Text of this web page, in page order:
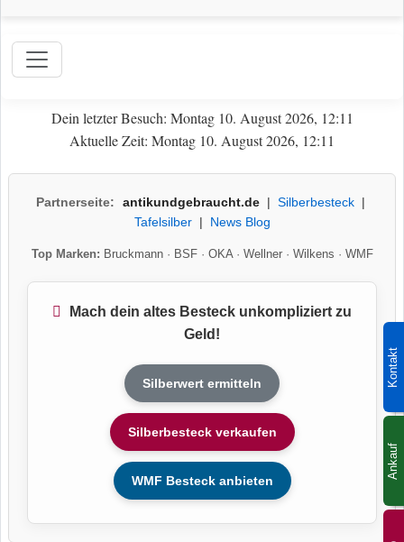
Kontakt
Ankauf
Dein letzter Besuch: Montag 10. August 2026, 12:11
Aktuelle Zeit: Montag 10. August 2026, 12:11
Partnerseite: antikundgebraucht.de| Silberbesteck|
Tafelsilber| News Blog
Top Marken: Bruckmann· BSF· OKA· Wellner· Wilkens · WMF
Mach dein altes Besteck unkompliziert zu
Geld!
Silberwert ermitteln
Silberbesteck verkaufen
WMF Besteck anbieten